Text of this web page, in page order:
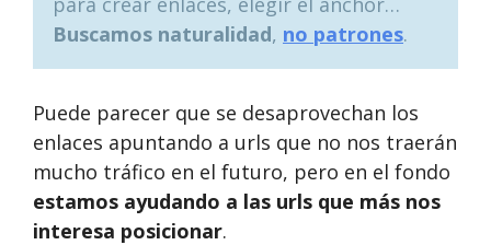
Buscamos naturalidad, no patrones.
Puede parecer que se desaprovechan los
enlaces apuntando a urls que no nos traerán
mucho tráfico en el futuro, pero en el fondo
estamos ayudando a las urls que más nos
interesa posicionar.